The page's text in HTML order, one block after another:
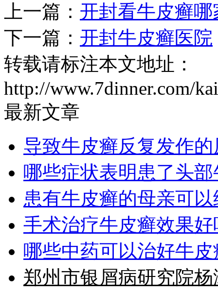
上一篇： 开封看牛皮癣
下一篇： 开封牛皮癣医院
转载请标注本文地址：
http://www.7dinner.com/
最新文章
导致牛皮癣反复发作的
哪些症状表明患了头
患有牛皮癣的母亲可
手术治疗牛皮癣效果好
哪些中药可以治好牛皮
郑州市银屑病研究院